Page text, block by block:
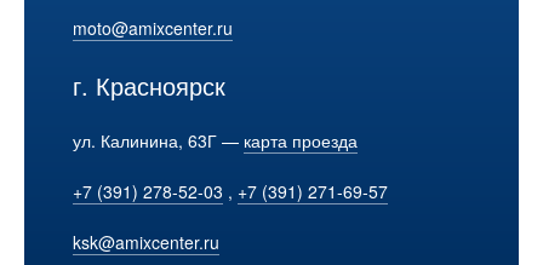
moto@amixcenter.ru
г. Красноярск
ул. Калинина, 63Г — карта проезда
+7 (391) 278-52-03 , +7 (391) 271-69-57
ksk@amixcenter.ru